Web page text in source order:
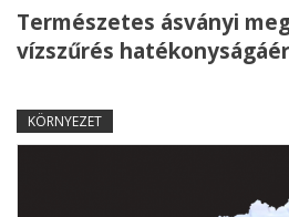
Természetes ásványi
vízszűrés
KÖRNYEZET